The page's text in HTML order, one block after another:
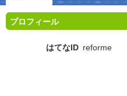
プロフィール
はてなID reforme